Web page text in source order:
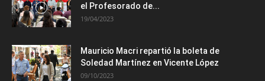
el Profesorado de...
19/04/2023
Mauricio Macri repartió la boleta de
Soledad Martínez en Vicente López
09/10/2023